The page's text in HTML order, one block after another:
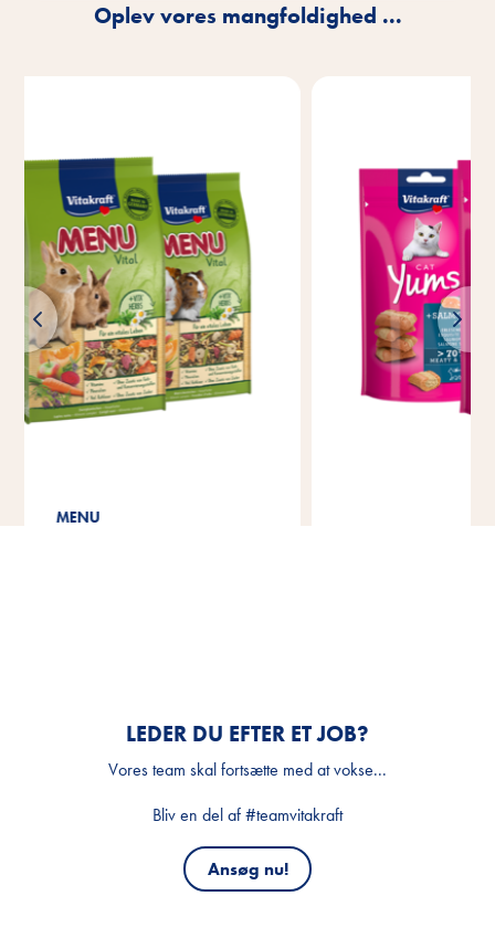
Oplev vores mangfoldighed ...
LEDER DU EFTER ET JOB?
Vores team skal fortsætte med at vokse...
Bliv en del af #teamvitakraft
Ansøg nu!